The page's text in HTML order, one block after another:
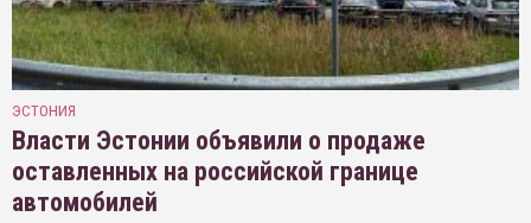
ЭСТОНИЯ
Власти Эстонии объявили о продаже
оставленных на российской границе
автомобилей